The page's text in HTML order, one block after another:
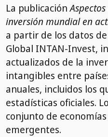
La publicación
inversión mundial en
a partir de los datos
Global INTAN-Invest,
actualizados de la
intangibles entre
anuales, incluidos los
estadísticas oficiales.
conjunto de
emergentes.